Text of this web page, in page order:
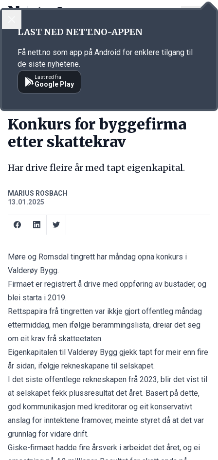
Annonsørinnhold
Konkurs for byggefirma
etter skattekrav
Har drive fleire år med tapt eigenkapital.
MARIUS ROSBACH
13.01.2025
Møre og Romsdal tingrett har måndag opna konkurs i
Valderøy Bygg.
Firmaet er registrert å drive med oppføring av bustader, og
blei starta i 2019.
Rettspapira frå tingretten var ikkje gjort offentleg måndag
ettermiddag, men ifølgje berammingslista, dreiar det seg
om eit krav frå skatteetaten.
Eigenkapitalen til Valderøy Bygg gjekk tapt for meir enn fire
år sidan, ifølgje rekneskapane til selskapet.
I det siste offentlege rekneskapen frå 2023, blir det vist til
at selskapet fekk plussresultat det året. Basert på dette,
god kommunikasjon med kreditorar og eit konservativt
anslag for inntektene framover, meinte styret då at det var
grunnlag for vidare drift.
Giske-firmaet hadde fire årsverk i arbeidet det året, og ei
LAST NED NETT.NO-APPEN
Få nett.no som app på Android for enklere tilgang til
de siste nyhetene.
Last ned fra
Google Play